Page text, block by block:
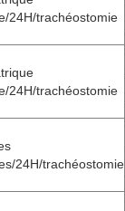
24H/trachéostomie
24H/trachéostomie
24H/trachéostomie